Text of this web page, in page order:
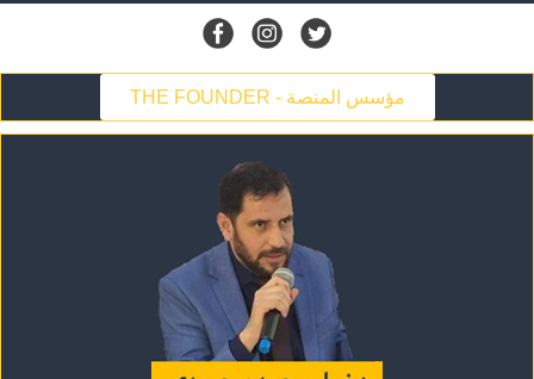
THE FOUNDER - مؤسس المنصة